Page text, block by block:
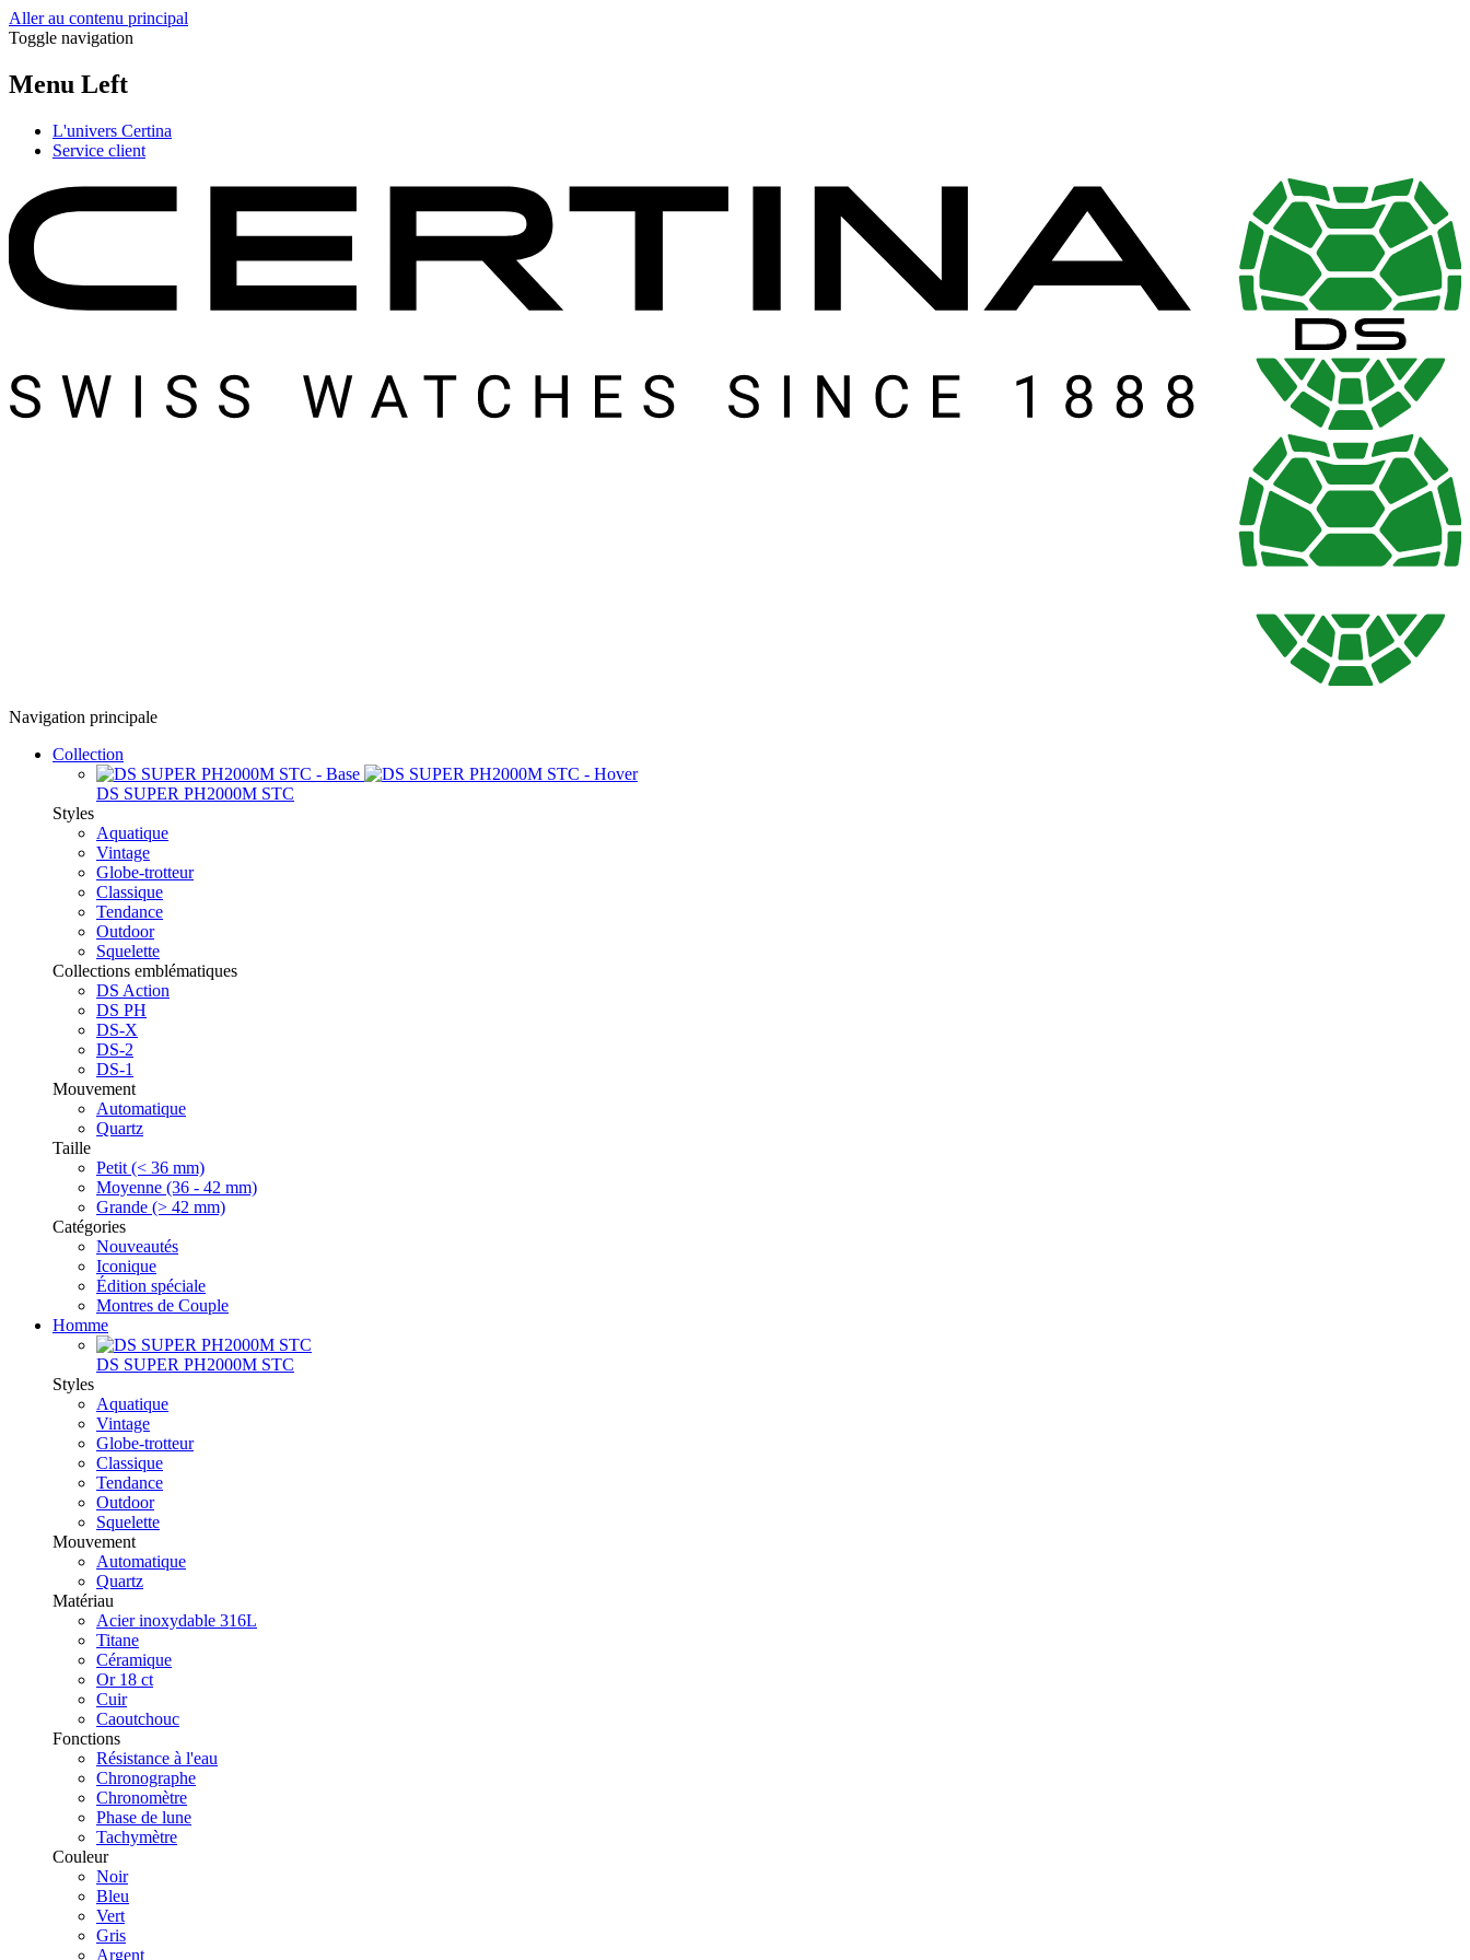
Aller au contenu principal
Toggle navigation
Menu Left
L'univers Certina
Service client
Navigation principale
Collection
DS SUPER PH2000M STC
Styles
Aquatique
Vintage
Globe-trotteur
Classique
Tendance
Outdoor
Squelette
Collections emblématiques
DS Action
DS PH
DS-X
DS-2
DS-1
Mouvement
Automatique
Quartz
Taille
Petit (< 36 mm)
Moyenne (36 - 42 mm)
Grande (> 42 mm)
Catégories
Nouveautés
Iconique
Édition spéciale
Montres de Couple
Homme
DS SUPER PH2000M STC
Styles
Aquatique
Vintage
Globe-trotteur
Classique
Tendance
Outdoor
Squelette
Mouvement
Automatique
Quartz
Matériau
Acier inoxydable 316L
Titane
Céramique
Or 18 ct
Cuir
Caoutchouc
Fonctions
Résistance à l'eau
Chronographe
Chronomètre
Phase de lune
Tachymètre
Couleur
Noir
Bleu
Vert
Gris
Argent